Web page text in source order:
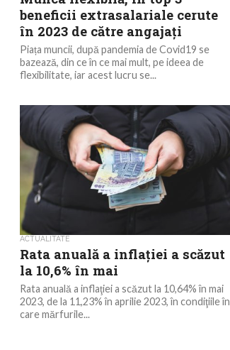
beneficii extrasalariale cerute
în 2023 de către angajați
Piața muncii, după pandemia de Covid19 se
bazează, din ce în ce mai mult, pe ideea de
flexibilitate, iar acest lucru se...
ACTUALITATE
Rata anuală a inflaţiei a scăzut
la 10,6% în mai
Rata anuală a inflaţiei a scăzut la 10,64% în mai
2023, de la 11,23% în aprilie 2023, în condiţiile în
care mărfurile...